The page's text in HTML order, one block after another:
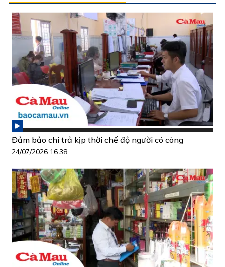
Đảm bảo chi trả kịp thời chế độ người có công
24/07/2026 16:38